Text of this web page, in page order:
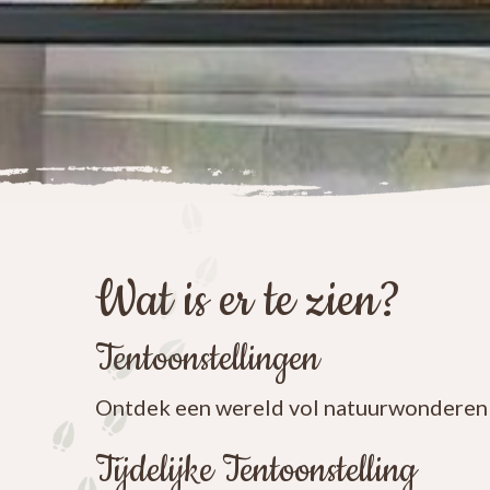
Wat is er te zien?
Tentoonstellingen
Ontdek een wereld vol
Tijdelijke Tentoonstelling